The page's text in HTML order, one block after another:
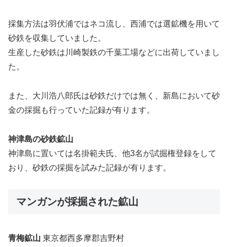
採集方法は羽伏浦ではネコ流し、西浦では選鉱機を用いて
砂鉄を収集していました。
生産した砂鉄は川崎製鉄の千葉工場などに出荷していまし
た。
また、大川浩八郎氏は砂鉄だけでは無く、新島において砂
金の採掘も行っていた記録が有ります。
神津島の砂鉄鉱山
神津島に置いては名掛範夫氏、他3名が試掘権登録をして
おり、砂鉄の採掘を試みた記録が有ります。
マンガンが採掘された鉱山
青梅鉱山 東京都西多摩郡吉野村